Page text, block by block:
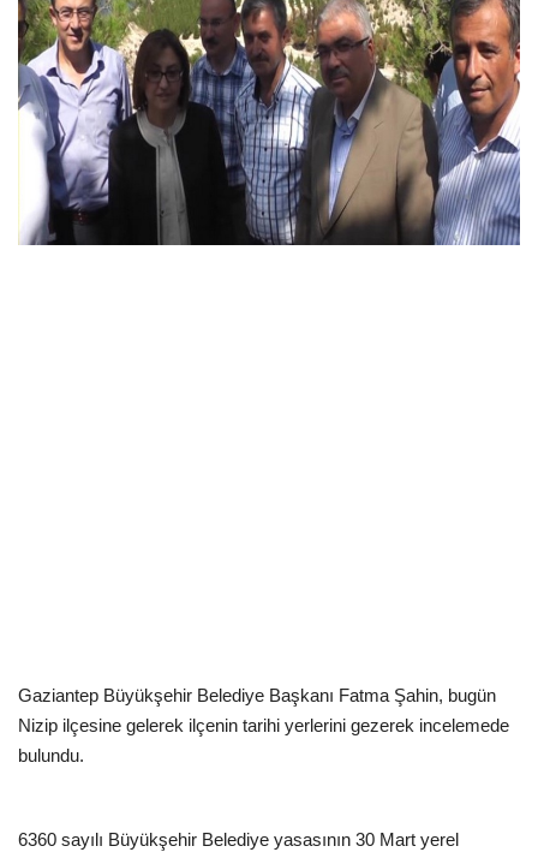
Yaşam
Spor
EĞİTİM
Resmiilan
Gaziantep Büyükşehir Belediye Başkanı Fatma Şahin, bugün
Nizip ilçesine gelerek ilçenin tarihi yerlerini gezerek incelemede
bulundu.
6360 sayılı Büyükşehir Belediye yasasının 30 Mart yerel